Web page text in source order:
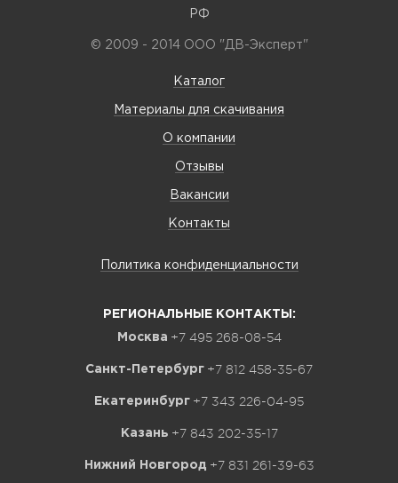
РФ
© 2009 - 2014 ООО "ДВ-Эксперт"
Каталог
Материалы для скачивания
О компании
Отзывы
Вакансии
Контакты
Политика конфиденциальности
РЕГИОНАЛЬНЫЕ КОНТАКТЫ:
Москва +7 495 268-08-54
Санкт-Петербург +7 812 458-35-67
Екатеринбург +7 343 226-04-95
Казань +7 843 202-35-17
Нижний Новгород +7 831 261-39-63